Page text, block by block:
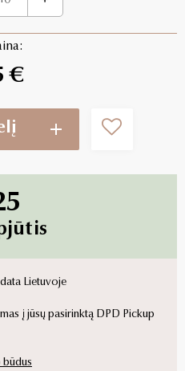
€
Lietuvoje
į jūsų pasirinktą DPD Pickup
būdus